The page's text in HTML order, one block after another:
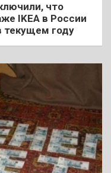
что
IKEA в России
текущем году